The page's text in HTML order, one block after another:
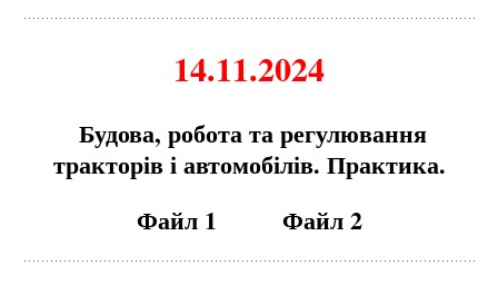
14.11.2024
Будова, робота та регулювання
тракторів і автомобілів. Практика.
Файл 1
Файл 2